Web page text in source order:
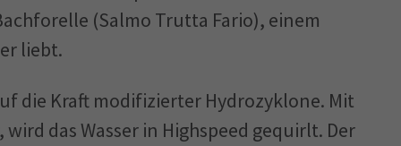
(Salmo Trutta Fario), einem
liebt.
die Kraft modifizierter Hydrozyklone. Mit
das Wasser in Highspeed gequirlt. Der